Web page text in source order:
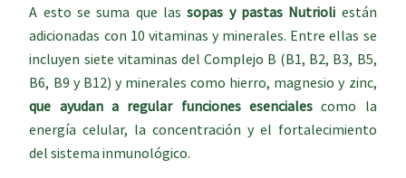
A esto se suma que lassopas y pastas Nutrioli están
adicionadas con 10 vitaminas y minerales. Entre ellas se
incluyen siete vitaminas del Complejo B (B1, B2, B3, B5,
B6, B9 y B12) y minerales como hierro, magnesio y zinc,
que ayudan a regular funciones esencialescomo la
energía celular, la concentración y el fortalecimiento
del sistema inmunológico.